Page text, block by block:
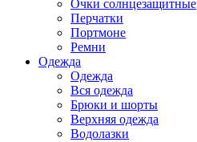
Очки солнцезащитные
Перчатки
Портмоне
Ремни
Одежда
Одежда
Вся одежда
Брюки и шорты
Верхняя одежда
Водолазки